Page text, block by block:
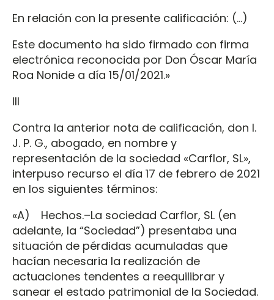
En relación con la presente calificación: (…)
Este documento ha sido firmado con firma
electrónica reconocida por Don Óscar María
Roa Nonide a día 15/01/2021.»
III
Contra la anterior nota de calificación, don I.
J. P. G., abogado, en nombre y
representación de la sociedad «Carflor, SL»,
interpuso recurso el día 17 de febrero de 2021
en los siguientes términos:
«A) Hechos.–La sociedad Carflor, SL (en
adelante, la “Sociedad”) presentaba una
situación de pérdidas acumuladas que
hacían necesaria la realización de
actuaciones tendentes a reequilibrar y
sanear el estado patrimonial de la Sociedad.